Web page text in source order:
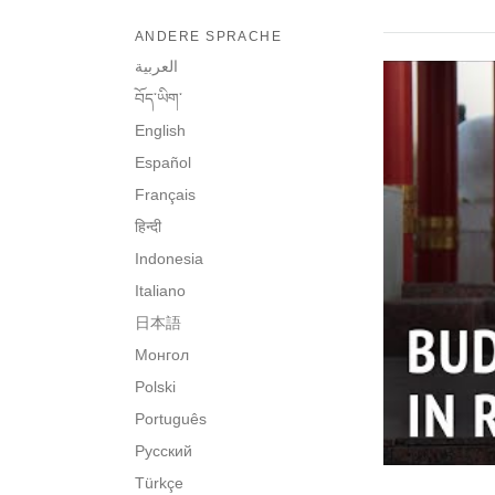
ANDERE SPRACHE
العربية
བོད་ཡིག་
English
Español
Français
हिन्दी
Indonesia
Italiano
日本語
Монгол
Polski
Português
Русский
Türkçe